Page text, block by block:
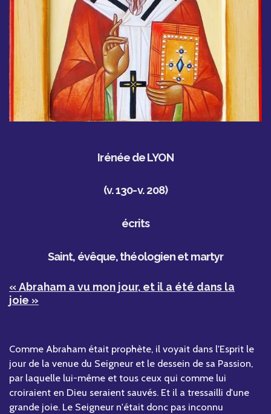
Irénée de LYON
(v. 130-v. 208)
écrits
Saint, évêque, théologien et martyr
« Abraham a vu mon jour, et il a été dans la
joie »
Comme Abraham était prophète, il voyait dans l'Esprit le
jour de la venue du Seigneur et le dessein de sa Passion,
par laquelle lui-même et tous ceux qui comme lui
croiraient en Dieu seraient sauvés. Et il a tressailli d'une
grande joie. Le Seigneur n'était donc pas inconnu